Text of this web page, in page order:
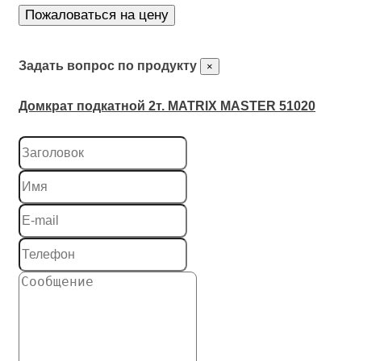
Пожаловаться на цену
Задать вопрос по продукту ×
Домкрат подкатной 2т. MATRIX MASTER 51020